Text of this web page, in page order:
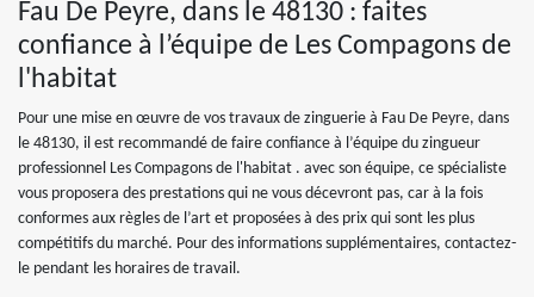
Fau De Peyre, dans le 48130 : faites
confiance à l’équipe de Les Compagons de
l'habitat
Pour une mise en œuvre de vos travaux de zinguerie à Fau De Peyre, dans
le 48130, il est recommandé de faire confiance à l’équipe du zingueur
professionnel Les Compagons de l'habitat . avec son équipe, ce spécialiste
vous proposera des prestations qui ne vous décevront pas, car à la fois
conformes aux règles de l’art et proposées à des prix qui sont les plus
compétitifs du marché. Pour des informations supplémentaires, contactez-
le pendant les horaires de travail.